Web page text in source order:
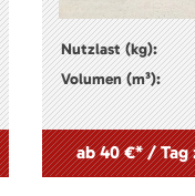
Nutzlast (kg):
Volumen (m³):
ab 40 €* / Tag